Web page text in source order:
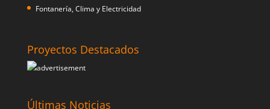
Fontanería, Clima y Electricidad
Proyectos Destacados
Últimas Noticias